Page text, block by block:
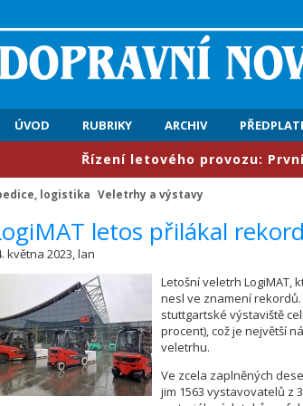
ÚVOD RUBRIKY ARCHIV
​Řízení letového provozu: První
logistika Veletrhy a výstavy
letos přilákal
května 2023, lan
Letošní veletrh LogiMAT,
nesl ve znamení
stuttgartské výstaviště
procent), což je největší
veletrhu.
Ve zcela zaplněných
jim 1563 vystavovatelů z